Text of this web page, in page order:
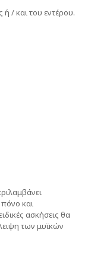
/ και του εντέρου.
και
ασκήσεις θα
των μυϊκών